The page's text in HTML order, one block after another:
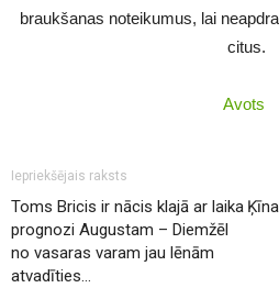
braukšanas noteikumus, lai
citus.
Avots
Iepriekšējais raksts
Toms Bricis ir nācis klajā ar laika
prognozi Augustam – Diemžēl
no vasaras varam jau lēnām
atvadīties…